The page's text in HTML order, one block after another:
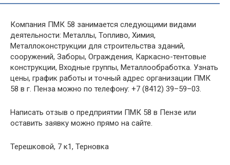
Компания ПМК 58 занимается следующими видами
деятельности: Металлы, Топливо, Химия,
Металлоконструкции для строительства зданий,
сооружений, Заборы, Ограждения, Каркасно-тентовые
конструкции, Входные группы, Металлообработка. Узнать
цены, график работы и точный адрес организации ПМК
58 в г. Пенза можно по телефону: +7 (8412) 39–59–03.
Написать отзыв о предприятии ПМК 58 в Пензе или
оставить заявку можно прямо на сайте.
Терешковой, 7 к1, Терновка